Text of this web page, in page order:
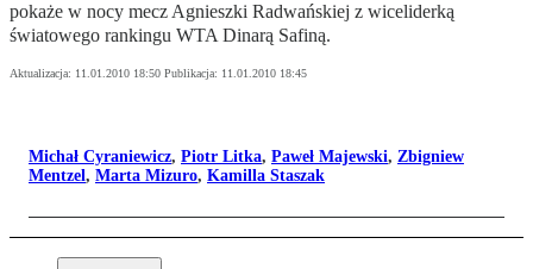
pokaże w nocy mecz Agnieszki Radwańskiej z wiceliderką
światowego rankingu WTA Dinarą Safiną.
Aktualizacja: 11.01.2010 18:50 Publikacja: 11.01.2010 18:45
Michał Cyraniewicz, Piotr Litka, Paweł Majewski, Zbigniew
Mentzel, Marta Mizuro, Kamilla Staszak